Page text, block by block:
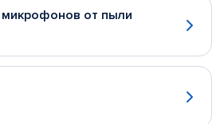
микрофонов от пыли